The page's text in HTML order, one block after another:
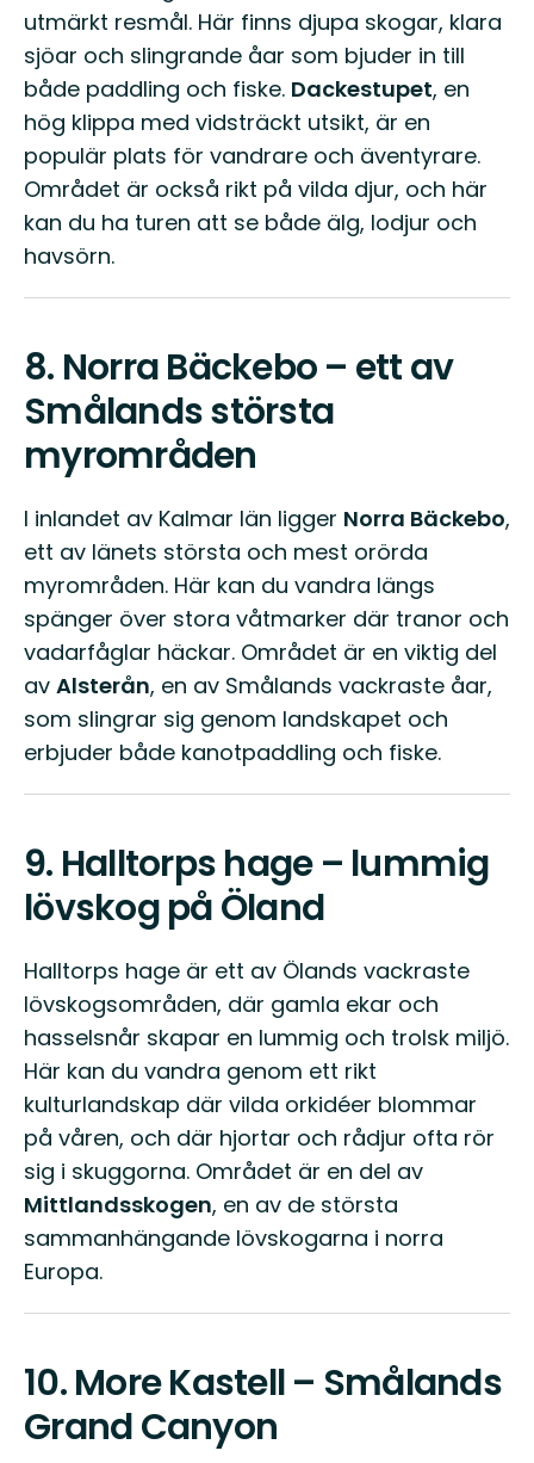
utmärkt resmål. Här finns djupa skogar, klara
sjöar och slingrande åar som bjuder in till
både paddling och fiske. Dackestupet, en
hög klippa med vidsträckt utsikt, är en
populär plats för vandrare och äventyrare.
Området är också rikt på vilda djur, och här
kan du ha turen att se både älg, lodjur och
havsörn.
8. Norra Bäckebo – ett av
Smålands största
myrområden
I inlandet av Kalmar län ligger Norra Bäckebo,
ett av länets största och mest orörda
myrområden. Här kan du vandra längs
spänger över stora våtmarker där tranor och
vadarfåglar häckar. Området är en viktig del
av Alsterån, en av Smålands vackraste åar,
som slingrar sig genom landskapet och
erbjuder både kanotpaddling och fiske.
9. Halltorps hage – lummig
lövskog på Öland
Halltorps hage är ett av Ölands vackraste
lövskogsområden, där gamla ekar och
hasselsnår skapar en lummig och trolsk miljö.
Här kan du vandra genom ett rikt
kulturlandskap där vilda orkidéer blommar
på våren, och där hjortar och rådjur ofta rör
sig i skuggorna. Området är en del av
Mittlandsskogen, en av de största
sammanhängande lövskogarna i norra
Europa.
10.More Kastell – Smålands
Grand Canyon